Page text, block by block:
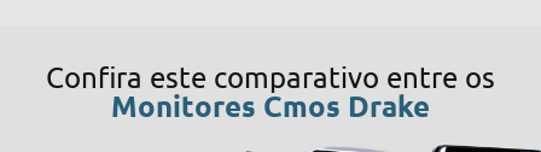
Confira este comparativo entre os
Monitores Cmos Drake